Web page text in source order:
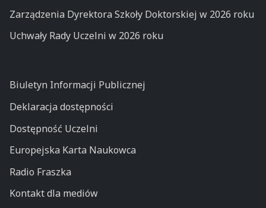
Zarządzenia Dyrektora Szkoły Doktorskiej w 2026 roku
Uchwały Rady Uczelni w 2026 roku
Biuletyn Informacji Publicznej
Deklaracja dostępności
Dostępność Uczelni
Europejska Karta Naukowca
Radio Fraszka
Kontakt dla mediów